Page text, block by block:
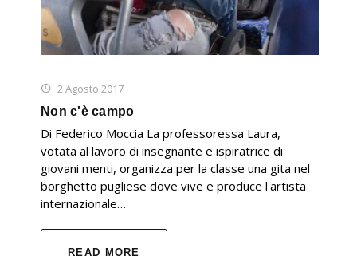
2 Agosto 2017
Non c'è campo
Di Federico Moccia La professoressa Laura,
votata al lavoro di insegnante e ispiratrice di
giovani menti, organizza per la classe una gita nel
borghetto pugliese dove vive e produce l'artista
internazionale…
READ MORE